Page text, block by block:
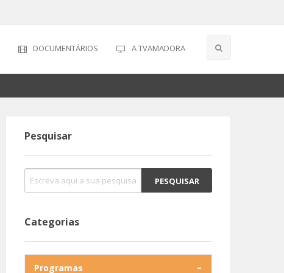
DOCUMENTÁRIOS A TVAMADORA
Pesquisar
Categorias
Programas